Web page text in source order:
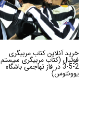
خرید آنلاین کتاب مربیگری
فوتبال (کتاب مربیگری سیستم
2-5-3 در فاز تهاجمی باشگاه
یوونتوس)